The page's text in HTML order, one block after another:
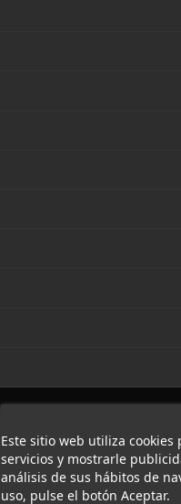
Este sitio web utiliza
servicios y mostrarle
análisis de sus hábitos de
uso, pulse el botón Aceptar.